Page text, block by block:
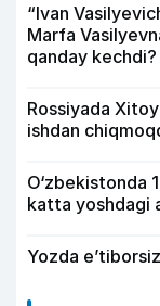
“Ivan
Marfa
qanday kechdi?
Rossiyada
ishdan
O‘zbekistonda
katta yoshdagi
Yozda